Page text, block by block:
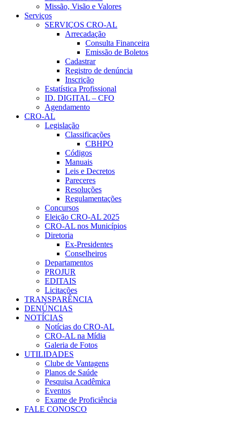
Missão, Visão e Valores
Serviços
SERVIÇOS CRO-AL
Arrecadação
Consulta Financeira
Emissão de Boletos
Cadastrar
Registro de denúncia
Inscrição
Estatística Profissional
ID. DIGITAL – CFO
Agendamento
CRO-AL
Legislação
Classificações
CBHPO
Códigos
Manuais
Leis e Decretos
Pareceres
Resoluções
Regulamentações
Concursos
Eleição CRO-AL 2025
CRO-AL nos Municípios
Diretoria
Ex-Presidentes
Conselheiros
Departamentos
PROJUR
EDITAIS
Licitações
TRANSPARÊNCIA
DENÚNCIAS
NOTÍCIAS
Notícias do CRO-AL
CRO-AL na Mídia
Galeria de Fotos
UTILIDADES
Clube de Vantagens
Planos de Saúde
Pesquisa Acadêmica
Eventos
Exame de Proficiência
FALE CONOSCO